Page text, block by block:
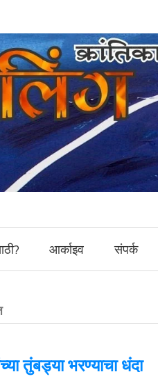
आर्काइव संपर्क
तुंबड्या भरण्याचा धंदा